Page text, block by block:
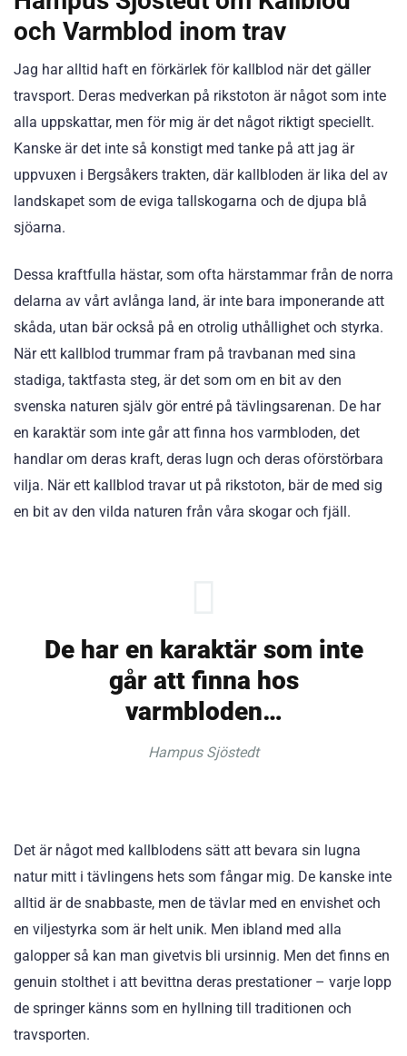
och Varmblod inom trav
Jag har alltid haft en förkärlek för kallblod när det gäller
travsport. Deras medverkan på rikstoton är något som inte
alla uppskattar, men för mig är det något riktigt speciellt.
Kanske är det inte så konstigt med tanke på att jag är
uppvuxen i Bergsåkers trakten, där kallbloden är lika del av
landskapet som de eviga tallskogarna och de djupa blå
sjöarna.
Dessa kraftfulla hästar, som ofta härstammar från de norra
delarna av vårt avlånga land, är inte bara imponerande att
skåda, utan bär också på en otrolig uthållighet och styrka.
När ett kallblod trummar fram på travbanan med sina
stadiga, taktfasta steg, är det som om en bit av den
svenska naturen själv gör entré på tävlingsarenan. De har
en karaktär som inte går att finna hos varmbloden, det
handlar om deras kraft, deras lugn och deras oförstörbara
vilja. När ett kallblod travar ut på rikstoton, bär de med sig
en bit av den vilda naturen från våra skogar och fjäll.
De har en karaktär som inte
går att finna hos
varmbloden…
Hampus Sjöstedt
Det är något med kallblodens sätt att bevara sin lugna
natur mitt i tävlingens hets som fångar mig. De kanske inte
alltid är de snabbaste, men de tävlar med en envishet och
en viljestyrka som är helt unik. Men ibland med alla
galopper så kan man givetvis bli ursinnig. Men det finns en
genuin stolthet i att bevittna deras prestationer – varje lopp
de springer känns som en hyllning till traditionen och
travsporten.